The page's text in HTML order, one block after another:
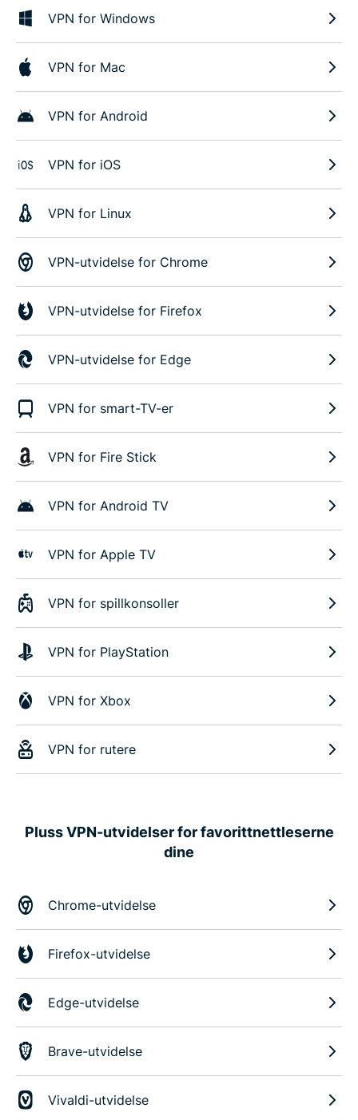
VPN for Windows
VPN for Mac
VPN for Android
VPN for iOS
VPN for Linux
VPN-utvidelse for Chrome
VPN-utvidelse for Firefox
VPN-utvidelse for Edge
VPN for smart-TV-er
VPN for Fire Stick
VPN for Android TV
VPN for Apple TV
VPN for spillkonsoller
VPN for PlayStation
VPN for Xbox
VPN for rutere
Pluss VPN-utvidelser for favorittnettleserne
dine
Chrome-utvidelse
Firefox-utvidelse
Edge-utvidelse
Brave-utvidelse
Vivaldi-utvidelse